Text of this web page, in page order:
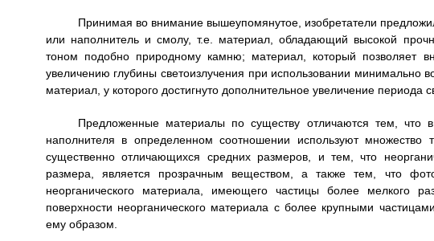
Принимая во внимание вышеупомянутое, изобретатели
или наполнитель и смолу, т.е. материал, обладающий высокой
тоном подобно природному камню; материал, который позволяет
увеличению глубины светоизлучения при использовании минимально
материал, у которого достигнуто дополнительное увеличение
Предложенные материалы по существу отличаются тем, что
наполнителя в определенном соотношении используют множество
существенно отличающихся средних размеров, и тем, что
размера, является прозрачным веществом, а также тем, что
неорганического материала, имеющего частицы более мелкого
поверхности неорганического материала с более крупными
ему образом.